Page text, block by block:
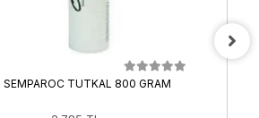
SEMPAROC TUTKAL 800 GRAM